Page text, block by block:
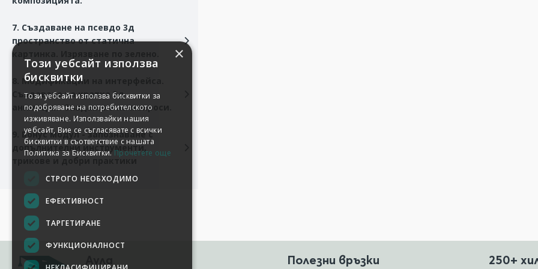
7. Създаване на псевдо 3д
пространство от статична
картинка. Изрязване по зелено.
8. Модификации на интерфейса.
Създаване на кратка 3д
анимация. Създаване на макроси.
9. Бонус модул - запознаване с
допълнителни инструменти,
трикове и добри практики
Полезни връзки 250+
×
Този уебсайт използва
бисквитки
Този уебсайт използва бисквитки за
подобряване на потребителското
изживяване. Използвайки нашия
уебсайт, Вие се съгласявате с всички
бисквитки в съответствие с нашата
Политика за Бисквитки. Прочетете още
СТРОГО НЕОБХОДИМО
ЕФЕКТИВНОСТ
ТАРГЕТИРАНЕ
ФУНКЦИОНАЛНОСТ